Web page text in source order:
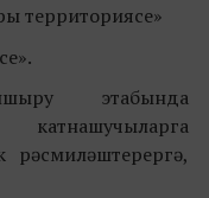
территориясе»
этабында
рәсмиләштерергә,